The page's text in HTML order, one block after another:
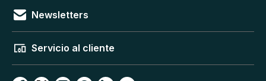
Newsletters
Servicio al cliente